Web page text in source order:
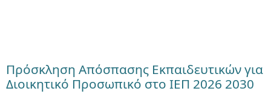
Πρόσκληση Απόσπασης Εκπαιδευτικών για
Διοικητικό Προσωπικό στο ΙΕΠ 2026 2030